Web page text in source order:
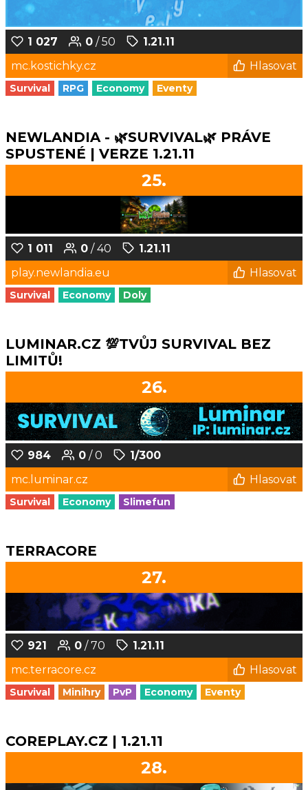
1 027 0 / 50
1.21.11
mc.kostichky.cz
Hlasovat
Survival RPG Economy Eventy
NEWLANDIA - 🌿SURVIVAL🌿 PRÁVE
SPUSTENÉ | VERZE 1.21.11
25.
1 011 0 / 40
1.21.11
play.newlandia.eu
Hlasovat
Survival Economy Doly
LUMINAR.CZ 💯TVŮJ SURVIVAL BEZ
LIMITŮ!
26.
984 0 / 0
1/300
mc.luminar.cz
Hlasovat
Survival Economy Slimefun
TERRACORE
27.
921 0 / 70
1.21.11
mc.terracore.cz
Hlasovat
Survival Minihry PvP Economy Eventy
COREPLAY.CZ | 1.21.11
28.